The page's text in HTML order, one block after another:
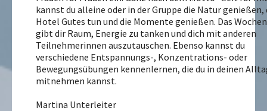
kannst du alleine oder in der Gruppe die Natur genießen,
Hotel Gutes tun und die Momente genießen. Das
gibt dir Raum, Energie zu tanken und dich mit anderen
Teilnehmerinnen auszutauschen. Ebenso kannst du
verschiedene Entspannungs-, Konzentrations- oder
Bewegungsübungen kennenlernen, die du in deinen
mitnehmen kannst.
Martina Unterleiter